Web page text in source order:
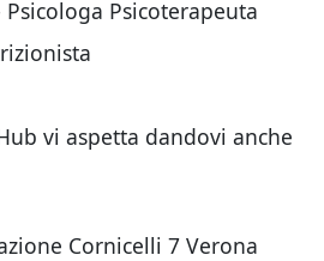
Psicoterapeuta
vi aspetta dandovi anche
Cornicelli 7 Verona